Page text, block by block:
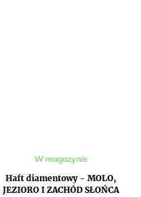
Haft diamentowy - MOLO,
JEZIORO I ZACHÓD SŁOŃCA
W magazynie